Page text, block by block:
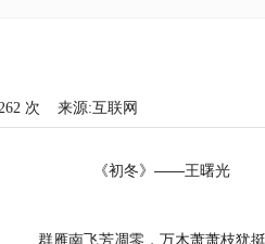
次 来源:互联网
《初冬》——王曙光
群雁南飞芳凋零，万木萧萧枝犹